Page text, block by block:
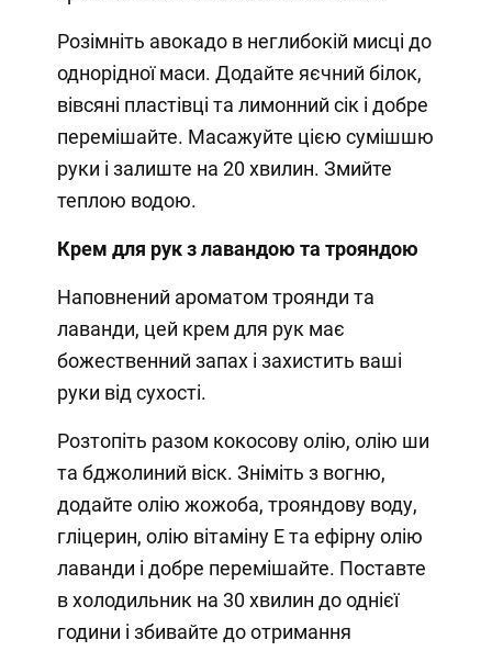
Розімніть авокадо в неглибокій мисці до
однорідної маси. Додайте яєчний білок,
вівсяні пластівці та лимонний сік і добре
перемішайте. Масажуйте цією сумішшю
руки і залиште на 20 хвилин. Змийте
теплою водою.
Крем для рук з лавандою та трояндою
Наповнений ароматом троянди та
лаванди, цей крем для рук має
божественний запах і захистить ваші
руки від сухості.
Розтопіть разом кокосову олію, олію ши
та бджолиний віск. Зніміть з вогню,
додайте олію жожоба, трояндову воду,
гліцерин, олію вітаміну Е та ефірну олію
лаванди і добре перемішайте. Поставте
в холодильник на 30 хвилин до однієї
години і збивайте до отримання